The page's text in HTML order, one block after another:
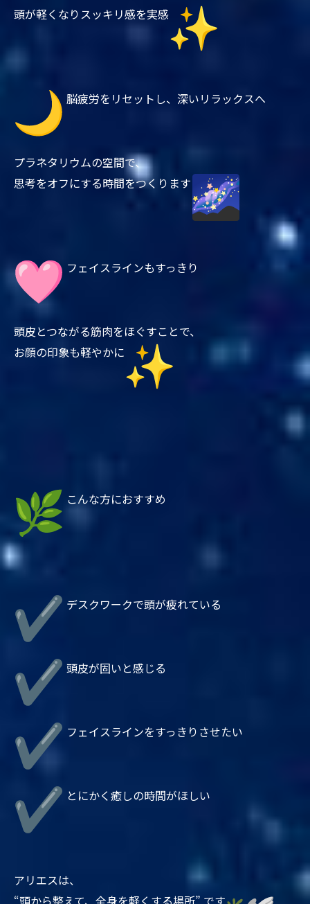
頭が軽くなりスッキリ感を実感
脳疲労をリセットし、深いリラックスへ
プラネタリウムの空間で、
思考をオフにする時間をつくります
フェイスラインもすっきり
頭皮とつながる筋肉をほぐすことで、
お顔の印象も軽やかに
こんな方におすすめ
デスクワークで頭が疲れている
頭皮が固いと感じる
フェイスラインをすっきりさせたい
とにかく癒しの時間がほしい
アリエスは、
“頭から整えて、全身を軽くする場所” です